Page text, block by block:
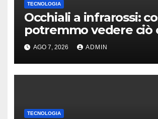
TECNOLOGIA
Occhiali a infrarossi:
potremmo vedere ciò
oggi è invisibile
AGO 7, 2026 ADMIN
TECNOLOGIA